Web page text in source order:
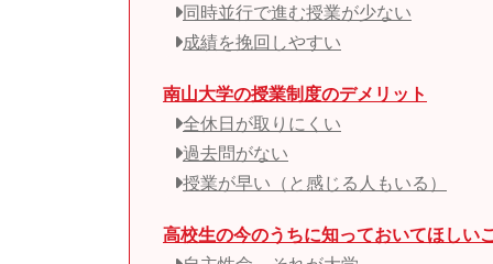
同時並行で進む授業が少ない
成績を挽回しやすい
南山大学の授業制度のデメリット
全休日が取りにくい
過去問がない
授業が早い（と感じる人もいる）
高校生の今のうちに知っておいてほしい